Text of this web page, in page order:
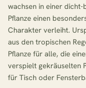
wachsen in einer
Pflanze einen
Charakter verleiht.
aus den tropischen
Pflanze für alle, die
verspielt gekräuselten
für Tisch oder